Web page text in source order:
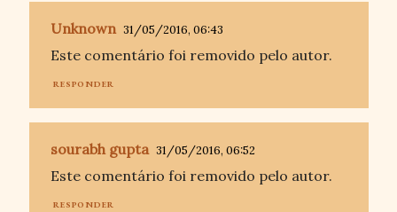
Unknown 31/05/2016, 06:43
Este comentário foi removido pelo autor.
RESPONDER
sourabh gupta 31/05/2016, 06:52
Este comentário foi removido pelo autor.
RESPONDER